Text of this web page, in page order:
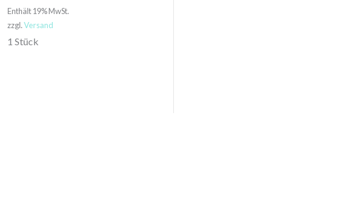
Enthält 19% MwSt.
zzgl.Versand
1 Stück